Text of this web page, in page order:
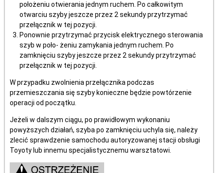
położeniu otwierania jednym ruchem. Po całkowitym
otwarciu szyby jeszcze przez 2 sekundy przytrzymać
przełącznik w tej pozycji.
Ponownie przytrzymać przycisk elektrycznego sterowania
szyb w poło- żeniu zamykania jednym ruchem. Po
zamknięciu szyby jeszcze przez 2 sekundy przytrzymać
przełącznik w tej pozycji.
W przypadku zwolnienia przełącznika podczas
przemieszczania się szyby konieczne będzie powtórzenie
operacji od początku.
Jeżeli w dalszym ciągu, po prawidłowym wykonaniu
powyższych działań, szyba po zamknięciu uchyla się, należy
zlecić sprawdzenie samochodu autoryzowanej stacji obsługi
Toyoty lub innemu specjalistycznemu warsztatowi.